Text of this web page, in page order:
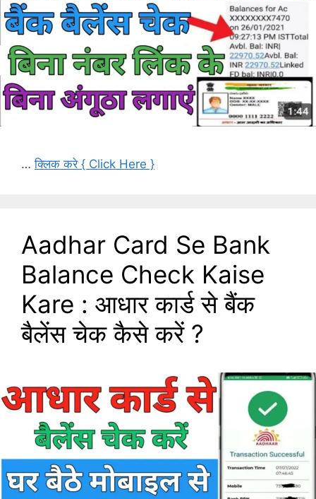
…क्लिक करे { Click Here }
Aadhar Card Se Bank
Balance Check Kaise
Kare : आधार कार्ड से बैंक
बैलेंस चेक कैसे करें ?